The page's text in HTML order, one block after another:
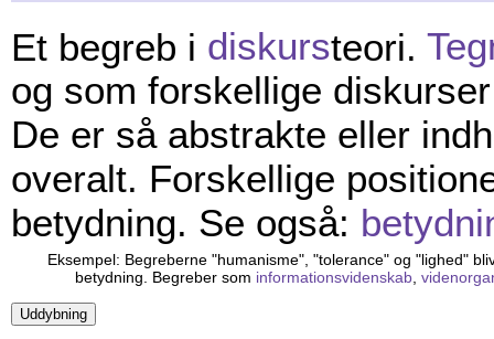
Et begreb i diskursteori.
og som forskellige
De er så abstrakte eller
overalt. Forskellige
betydning. Se også:
Eksempel: Begreberne "humanisme", "tolerance" og "lighed"
betydning. Begreber som informationsvidenskab,